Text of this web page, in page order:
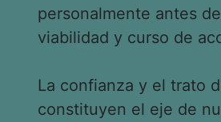
personalmente antes
viabilidad y curso de
La confianza y el trato
constituyen el eje de